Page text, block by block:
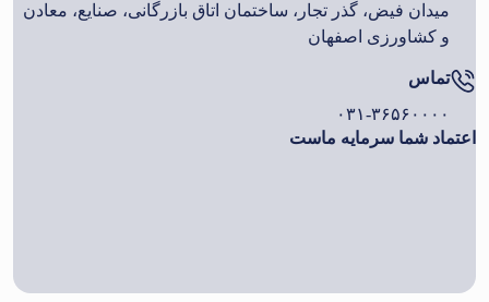
میدان فیض، گذر تجار، ساختمان اتاق بازرگانی، صنایع، معادن
و کشاورزی اصفهان
تماس
۰۳۱-۳۶۵۶۰۰۰۰
اعتماد شما سرمایه ماست